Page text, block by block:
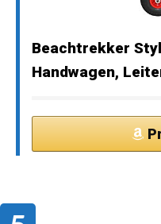
Beachtrekker
Handwagen,